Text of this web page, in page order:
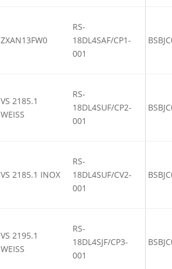
ZXAN13FW0
RS-
18DL4SAF/CP1-
001
VS 2185.1
WEISS
RS-
18DL4SUF/CP2-
001
VS 2185.1 INOX
RS-
18DL4SUF/CV2-
001
VS 2195.1
WEISS
RS-
18DL4SJF/CP3-
001